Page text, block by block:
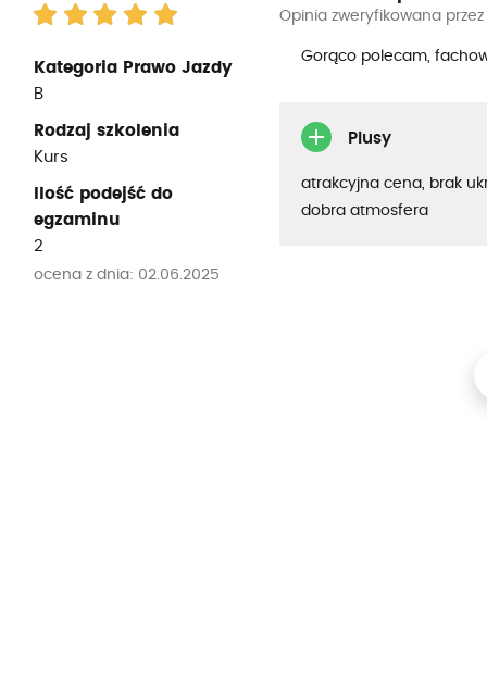
Kategoria Prawo Jazdy
B
Rodzaj szkolenia
Kurs
Ilość podejść do
egzaminu
2
ocena z dnia: 02.06.2025
Opinia zweryfikowana
Gorąco polecam,
Plusy
atrakcyjna cena, brak
dobra atmosfera